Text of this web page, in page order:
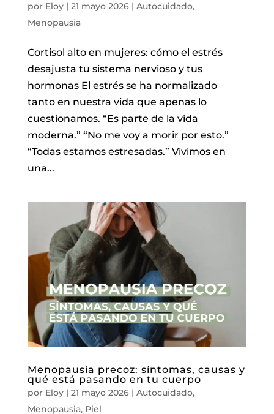
por Eloy| 21 mayo 2026| Autocuidado,
Menopausia
Cortisol alto en mujeres: cómo el estrés
desajusta tu sistema nervioso y tus
hormonas El estrés se ha normalizado
tanto en nuestra vida que apenas lo
cuestionamos. “Es parte de la vida
moderna.” “No me voy a morir por esto.”
“Todas estamos estresadas.” Vivimos en
una...
Menopausia precoz: síntomas, causas y
qué está pasando en tu cuerpo
por Eloy| 21 mayo 2026| Autocuidado,
Menopausia, Piel